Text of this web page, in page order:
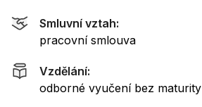
Smluvní vztah:
pracovní smlouva
Vzdělání:
odborné vyučení bez maturity